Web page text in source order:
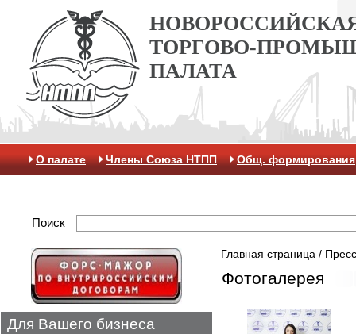
ТОРГОВО-
ПАЛАТА
О палате Члены Союза НТПП Общ. формирования
Поиск
Для Вашего бизнеса
Главная страница /
Фотогалерея